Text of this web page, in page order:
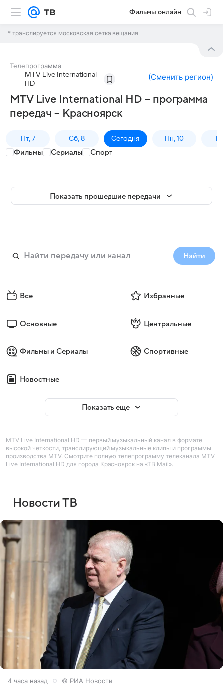
Фильмы онлайн
* транслируется московская сетка вещания
Телепрограмма
MTV Live International
HD
(Сменить регион)
MTV Live International HD – программа
передач – Красноярск
Пт, 7 Сб, 8 Сегодня Пн, 10
Фильмы Сериалы Спорт
Показать прошедшие передачи
Найти
Все Избранные
Основные Центральные
Фильмы и Сериалы Спортивные
Новостные
Показать еще
MTV Live International HD — первый музыкальный канал в формате
высокой четкости, транслирующий музыкальные клипы и программы
производства MTV. Смотрите полную телепрограмму телеканала MTV
Live International HD для города Красноярск на «ТВ Mail».
Новости ТВ
4 часа назад © РИА Новости